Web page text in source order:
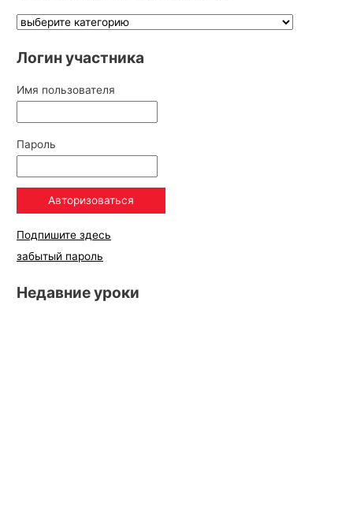
Логин участника
Имя пользователя
Пароль
Подпишите здесь
забытый пароль
Недавние уроки